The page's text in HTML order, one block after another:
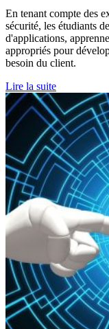
En tenant compte des
sécurité, les étudiants
d'applications,
appropriés pour
besoin du client.
Lire la suite